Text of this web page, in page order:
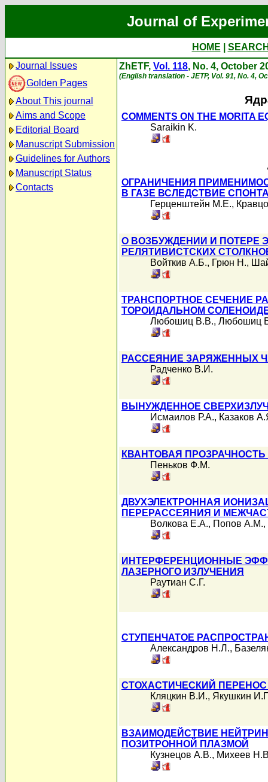
Journal of
HOME
Journal Issues
Golden Pages
About This journal
Aims and Scope
Editorial Board
Manuscript Submission
Guidelines for Authors
Manuscript Status
Contacts
ZhETF, Vol. 118, No. 4, October
(English translation - JETP, Vol. 91, No. 4,
COMMENTS ON THE MORITA
Saraikin K.
ОГРАНИЧЕНИЯ
В ГАЗЕ ВСЛЕДСТВИЕ
Герценштейн М.Е.,
О ВОЗБУЖДЕНИИ И ПОТЕРЕ
РЕЛЯТИВИСТСКИХ
Войткив А.Б., Грюн Н.,
ТРАНСПОРТНОЕ СЕЧЕНИЕ
ТОРОИДАЛЬНОМ
Любошиц В.В., Любошиц
РАССЕЯНИЕ ЗАРЯЖЕННЫХ
Радченко В.И.
ВЫНУЖДЕННОЕ
Исмаилов Р.А., Казаков
КВАНТОВАЯ
Пеньков Ф.М.
ДВУХЭЛЕКТРОННАЯ
ПЕРЕРАССЕЯНИЯ И
Волкова Е.А., Попов А.М.,
ИНТЕРФЕРЕНЦИОННЫЕ
ЛАЗЕРНОГО ИЗЛУЧЕНИЯ
Раутиан С.Г.
СТУПЕНЧАТОЕ
Александров Н.Л.,
СТОХАСТИЧЕСКИЙ
Кляцкин В.И., Якушкин
ВЗАИМОДЕЙСТВИЕ
ПОЗИТРОННОЙ ПЛАЗМОЙ
Кузнецов А.В., Михеев